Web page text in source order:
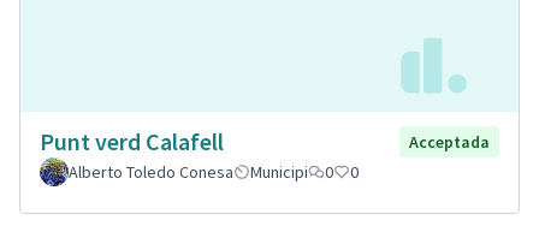
Punt verd Calafell
Acceptada
Alberto Toledo Conesa
Municipi 0 0